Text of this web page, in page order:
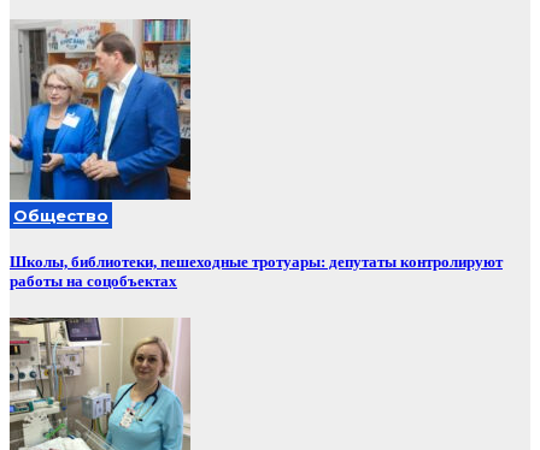
Общество
Школы, библиотеки, пешеходные тротуары: депутаты контролируют
работы на соцобъектах